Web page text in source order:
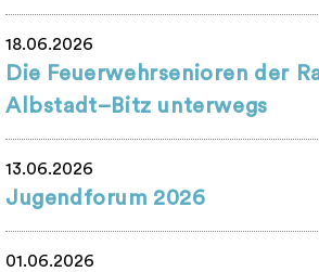
18.06.2026
Die Feuerwehrsenioren der
Albstadt–Bitz unterwegs
13.06.2026
Jugendforum 2026
01.06.2026